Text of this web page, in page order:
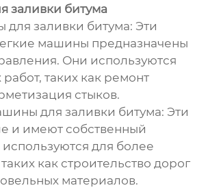
заливки битума
заливки битума: Эти
машины предназначены
Они используются
таких как ремонт
стыков.
для заливки битума: Эти
и имеют собственный
для более
как строительство дорог
материалов.